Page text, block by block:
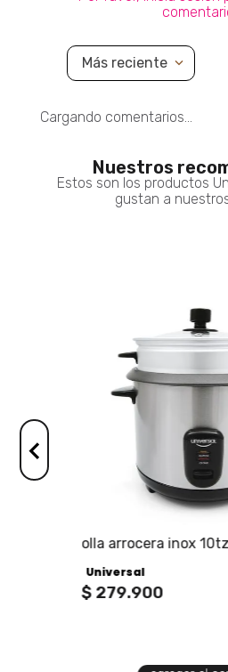
Más reciente
Cargando comentarios…
Nuestros
Estos son los productos
gustan a
olla arrocera inox 10tz
Universal
$ 279.900